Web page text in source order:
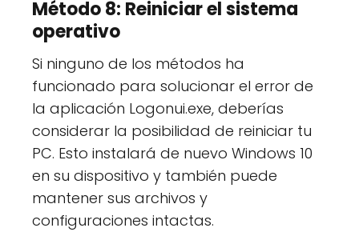
Método 8: Reiniciar el sistema
operativo
Si ninguno de los métodos ha
funcionado para solucionar el error de
la aplicación Logonui.exe, deberías
considerar la posibilidad de reiniciar tu
PC. Esto instalará de nuevo Windows 10
en su dispositivo y también puede
mantener sus archivos y
configuraciones intactas.